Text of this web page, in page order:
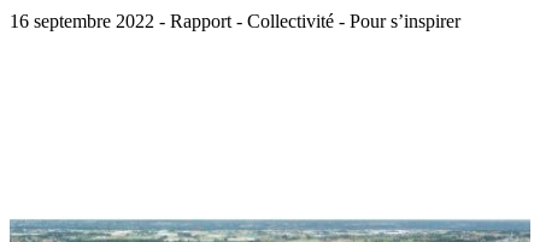
16 septembre 2022 - Rapport - Collectivité - Pour s’inspirer